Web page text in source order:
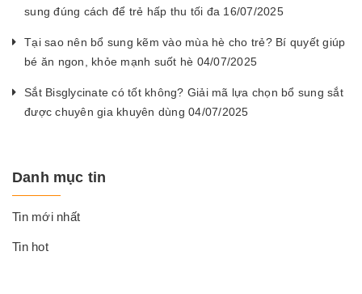
sung đúng cách để trẻ hấp thu tối đa 16/07/2025
Tại sao nên bổ sung kẽm vào mùa hè cho trẻ? Bí quyết giúp
bé ăn ngon, khỏe mạnh suốt hè 04/07/2025
Sắt Bisglycinate có tốt không? Giải mã lựa chọn bổ sung sắt
được chuyên gia khuyên dùng 04/07/2025
Danh mục tin
Tin mới nhất
Tin hot